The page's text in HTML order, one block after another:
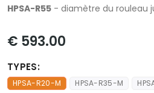
HPSA-R55 - diamètre du rouleau
€ 593.00
TYPES:
HPSA-R20-M HPSA-R35-M